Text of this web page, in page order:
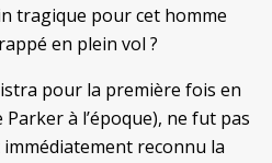
tragique pour cet homme
en plein vol ?
pour la première fois en
à l’époque), ne fut pas
reconnu la